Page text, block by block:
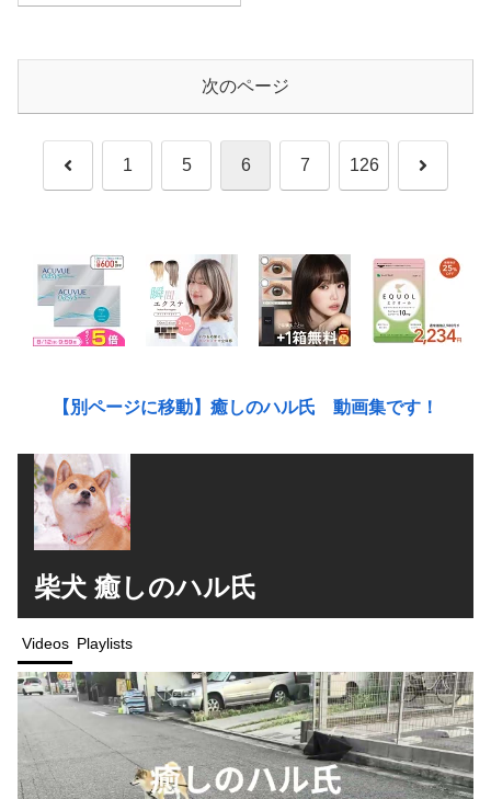
次のページ
前 1 5 6 7 126 次
【別ページに移動】癒しのハル氏 動画集です！
柴犬 癒しのハル氏
Videos Playlists